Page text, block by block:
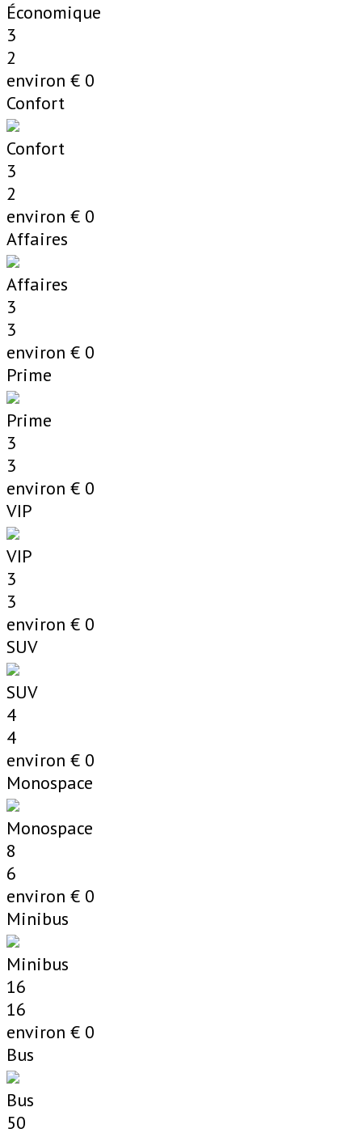
Économique
3
2
environ € 0
Confort
Confort
3
2
environ € 0
Affaires
Affaires
3
3
environ € 0
Prime
Prime
3
3
environ € 0
VIP
VIP
3
3
environ € 0
SUV
SUV
4
4
environ € 0
Monospace
Monospace
8
6
environ € 0
Minibus
Minibus
16
16
environ € 0
Bus
Bus
50